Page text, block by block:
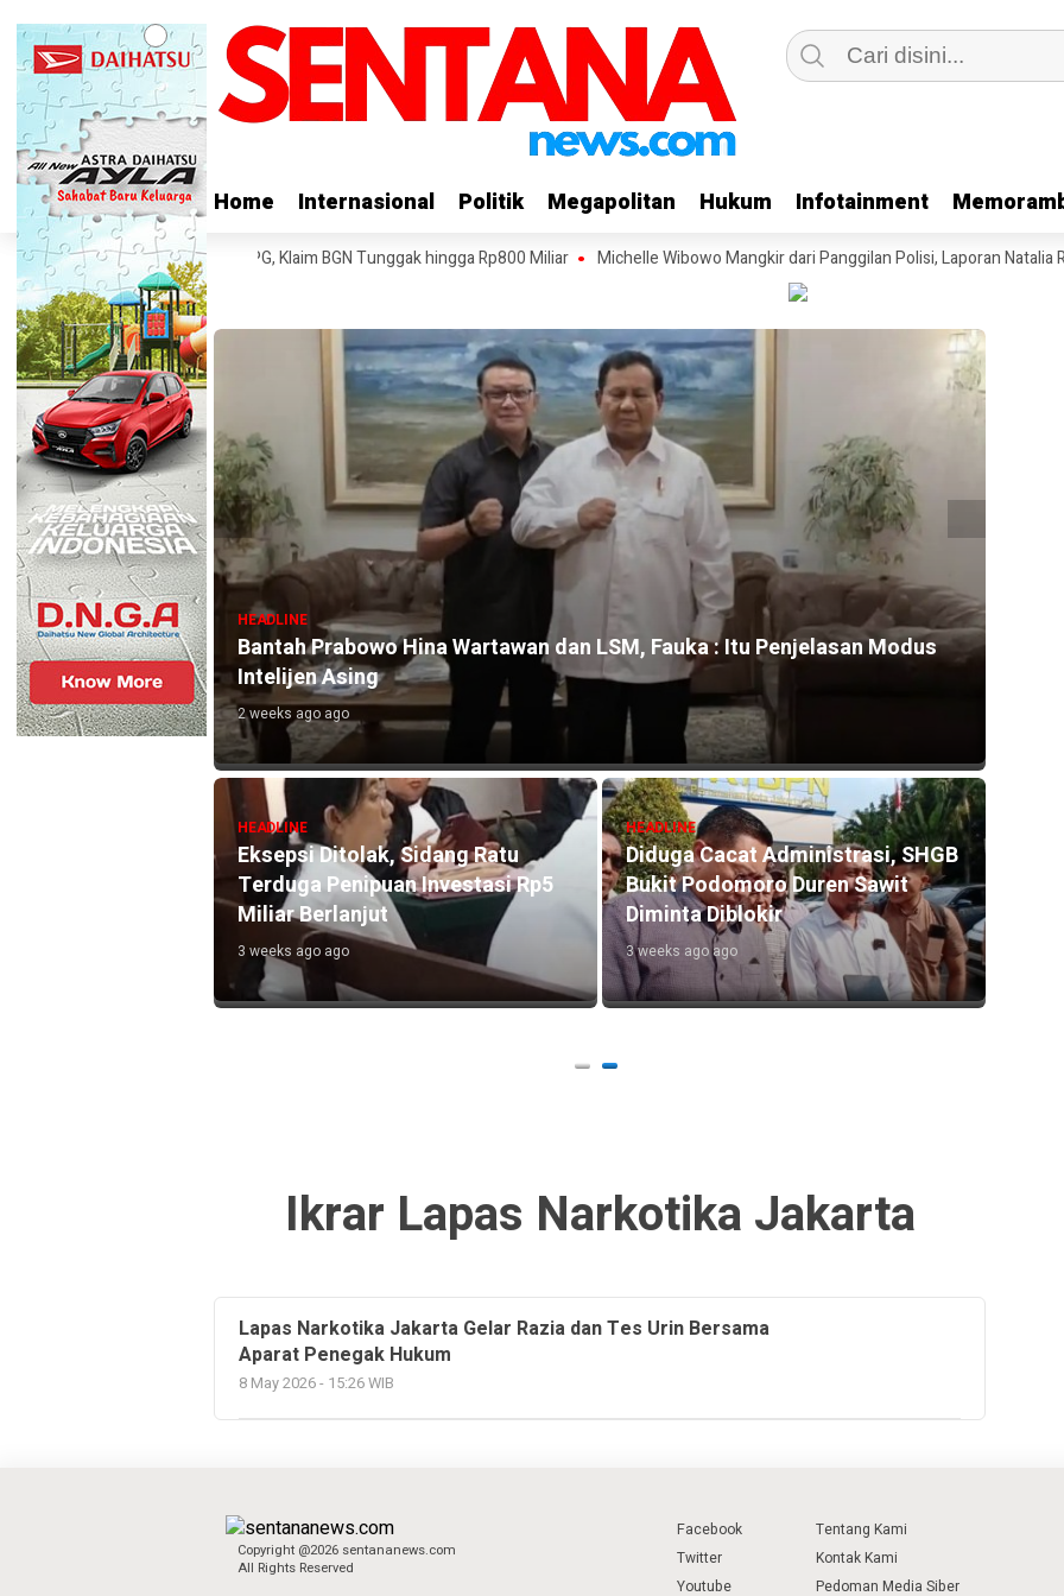
Home Internasional Politik Megapolitan Hukum Infotainment
Home Internasional Politik Megapolitan Hukum Infotainment
Pembayaran Proyek SPPG, Klaim BGN Tunggak hingga Rp800 Miliar Michelle Wibowo Mangkir dari Panggilan Polisi, Laporan Natalia
Tunggak hingga
HEADLINE
Bantah Prabowo Hina Wartawan dan LSM, Fauka : Itu Penjelasan Modus
Intelijen Asing
2 weeks ago ago
HEADLINE
Eksepsi Ditolak, Sidang Ratu
Terduga Penipuan Investasi Rp5
Miliar Berlanjut
3 weeks ago ago
HEADLINE
Diduga Cacat Administrasi, SHGB
Bukit Podomoro Duren Sawit
Diminta Diblokir
3 weeks ago ago
Ikrar Lapas Narkotika Jakarta
Lapas Narkotika Jakarta Gelar Razia dan Tes Urin Bersama
Aparat Penegak Hukum
8 May 2026 - 15:26 WIB
Copyright @2026 sentananews.com
All Rights Reserved
Facebook
Twitter
Youtube
Tentang Kami
Kontak Kami
Pedoman Media Siber